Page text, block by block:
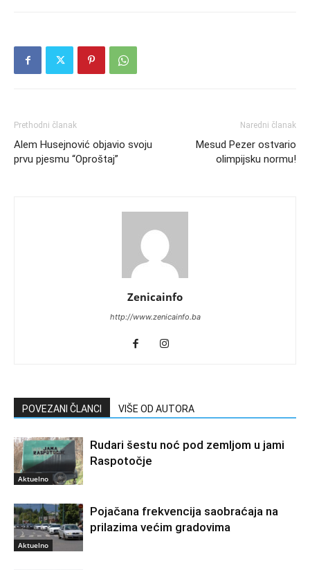
Prethodni članak
Alem Husejnović objavio svoju
prvu pjesmu “Oproštaj”
Naredni članak
Mesud Pezer ostvario
olimpijsku normu!
Zenicainfo
http://www.zenicainfo.ba
POVEZANI ČLANCI VIŠE OD AUTORA
Aktuelno
Rudari šestu noć pod zemljom u jami
Raspotočje
Aktuelno
Pojačana frekvencija saobraćaja na
prilazima većim gradovima